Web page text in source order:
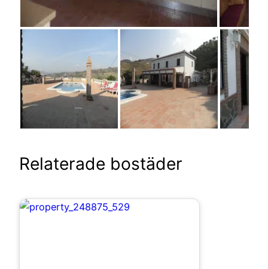
Relaterade bostäder